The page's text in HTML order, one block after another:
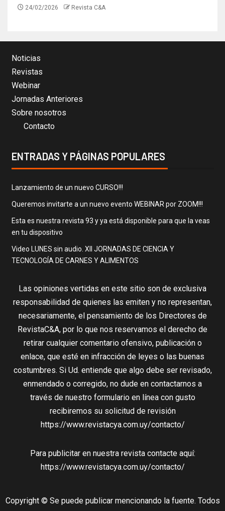
24/02/2026 Revista C&A
Noticias
Revistas
Webinar
Jornadas Anteriores
Sobre nosotros
Contacto
ENTRADAS Y PÁGINAS POPULARES
Lanzamiento de un nuevo CURSO!!!
Queremos invitarte a un nuevo evento WEBINAR por ZOOM!!!
Esta es nuestra revista 93 y ya está disponible para que la veas
en tu dispositivo
Video LUNES sin audio. XII JORNADAS DE CIENCIA Y
TECNOLOGÍA DE CARNES Y ALIMENTOS
Las opiniones vertidas en este sitio son de exclusiva
responsabilidad de quienes las emiten y no representan,
necesariamente, el pensamiento de los Directores de
RevistaC&A, por lo que nos reservamos el derecho de
retirar cualquier comentario ofensivo, publicación o
enlace, que esté en infracción de leyes o las buenas
costumbres. Si Ud. entiende que algo debe ser revisado,
enmendado o corregido, no dude en contactarnos a
través de nuestro formulario en línea con gusto
recibiremos su solicitud de revisión
https://www.revistacya.com.uy/contacto/
Para publicitar en nuestra revista contacte aquí:
https://www.revistacya.com.uy/contacto/
Copyright © Se puede publicar mencionando la fuente. Todos